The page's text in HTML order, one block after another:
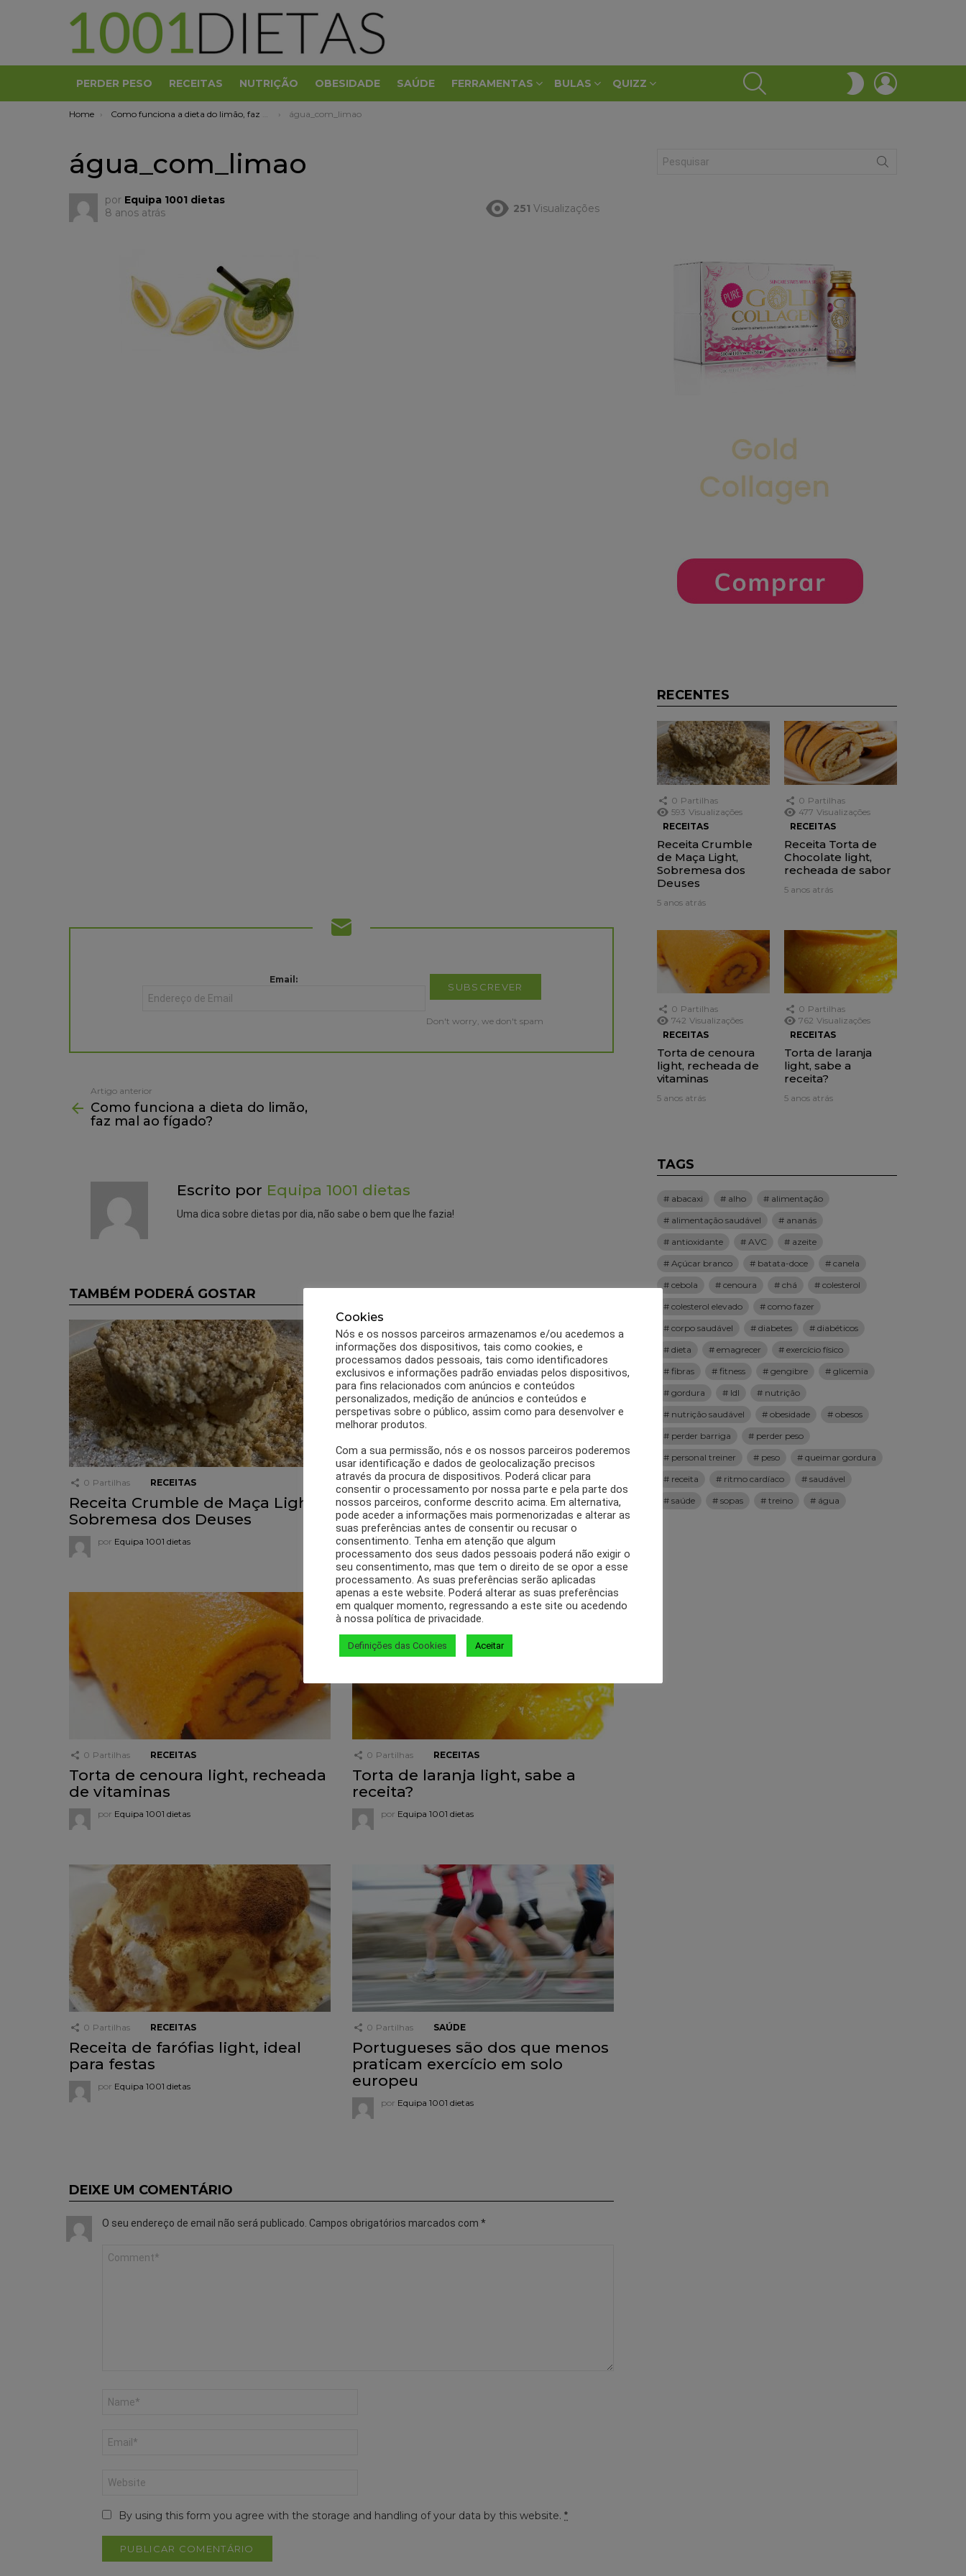
PERDER PESO RECEITAS NUTRIÇÃO OBESIDADE SAÚDE FERRAMENTAS BULAS QUIZZ
SWITCH
SKIN
You are here:
Home Como funciona a dieta do limão, faz mal ao fígado? água_com_limao
água_com_limao
por Equipa 1001 dietas
8 anos atrás
251 Visualizações
Email:
Don't worry, we don't spam
more
Artigo anterior
Como funciona a dieta do limão,
faz mal ao fígado?
Escrito por Equipa 1001 dietas
Uma dica sobre dietas por dia, não sabe o bem que lhe fazia!
TAMBÉM PODERÁ GOSTAR
0 Partilhas RECEITAS
Receita Crumble de Maça Light,
Sobremesa dos Deuses
por Equipa 1001 dietas
0 Partilhas RECEITAS
Receita Torta de Chocolate light,
recheada de sabor
por Equipa 1001 dietas
0 Partilhas RECEITAS
Torta de cenoura light, recheada
de vitaminas
por Equipa 1001 dietas
0 Partilhas RECEITAS
Torta de laranja light, sabe a
receita?
por Equipa 1001 dietas
0 Partilhas RECEITAS
Receita de farófias light, ideal
para festas
por Equipa 1001 dietas
0 Partilhas SAÚDE
Portugueses são dos que menos
praticam exercício em solo
europeu
por Equipa 1001 dietas
DEIXE UM COMENTÁRIO
O seu endereço de email não será publicado. Campos obrigatórios marcados com *
By using this form you agree with the storage and handling of your data by this website. *
for:
RECENTES
0 Partilhas
593 Visualizações
RECEITAS
Receita Crumble
de Maça Light,
Sobremesa dos
Deuses
5 anos atrás
0 Partilhas
477 Visualizações
RECEITAS
Receita Torta de
Chocolate light,
recheada de sabor
5 anos atrás
0 Partilhas
742 Visualizações
RECEITAS
Torta de cenoura
light, recheada de
vitaminas
5 anos atrás
0 Partilhas
762 Visualizações
RECEITAS
Torta de laranja
light, sabe a
receita?
5 anos atrás
TAGS
abacaxi alho
alimentação
alimentação saudável
ananás
antioxidante
AVC
azeite
Açúcar branco
batata-doce
canela
cebola
cenoura chá
colesterol
colesterol elevado
como fazer
corpo saudável
diabetes
diabéticos
dieta
emagrecer
exercício físico
fibras
fitness gengibre
glicemia
gordura
ldl
nutrição
nutrição saudável
obesidade
obesos
perder barriga
perder peso
personal treiner
peso
queimar gordura
receita
ritmo cardíaco
saudável
saúde
sopas treino água
Cookies
Nós e os nossos parceiros armazenamos e/ou acedemos a
informações dos dispositivos, tais como cookies, e
processamos dados pessoais, tais como identificadores
exclusivos e informações padrão enviadas pelos dispositivos,
para fins relacionados com anúncios e conteúdos
personalizados, medição de anúncios e conteúdos e
perspetivas sobre o público, assim como para desenvolver e
melhorar produtos.
Com a sua permissão, nós e os nossos parceiros poderemos
usar identificação e dados de geolocalização precisos
através da procura de dispositivos. Poderá clicar para
consentir o processamento por nossa parte e pela parte dos
nossos parceiros, conforme descrito acima. Em alternativa,
pode aceder a informações mais pormenorizadas e alterar as
suas preferências antes de consentir ou recusar o
consentimento. Tenha em atenção que algum
processamento dos seus dados pessoais poderá não exigir o
seu consentimento, mas que tem o direito de se opor a esse
processamento. As suas preferências serão aplicadas
apenas a este website. Poderá alterar as suas preferências
em qualquer momento, regressando a este site ou acedendo
à nossa política de privacidade.
Definições das Cookies Aceitar